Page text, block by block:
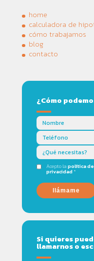
home
calculadora de
cómo trabajamos
blog
contacto
¿Cómo
Acepto lapolítica de
privacidad*
llámame
Si quieres
llamarnos o